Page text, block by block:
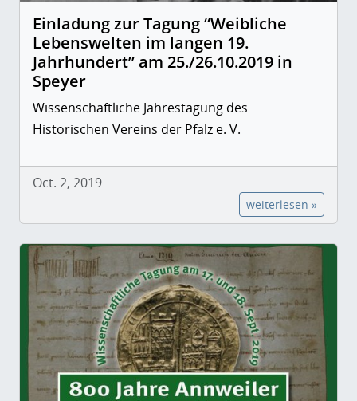
Einladung zur Tagung “Weibliche
Lebenswelten im langen 19.
Jahrhundert” am 25./26.10.2019 in
Speyer
Wissenschaftliche Jahrestagung des
Historischen Vereins der Pfalz e. V.
Oct. 2, 2019
weiterlesen »